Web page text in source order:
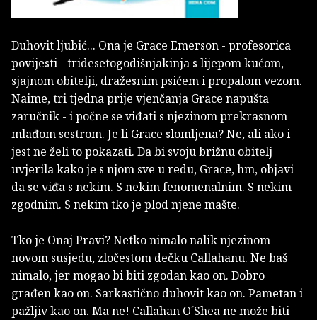
Duhovit ljubić... Ona je Grace Emerson - profesorica
povijesti - tridesetogodišnjakinja s lijepom kućom,
sjajnom obitelji, dražesnim psićem i propalom vezom.
Naime, tri tjedna prije vjenčanja Grace napušta
zaručnik - i počne se viđati s njezinom prekrasnom
mlađom sestrom. Je li Grace slomljena? Ne, ali ako i
jest ne želi to pokazati. Da bi svoju brižnu obitelj
uvjerila kako je s njom sve u redu, Grace, hm, objavi
da se viđa s nekim. S nekim fenomenalnim. S nekim
zgodnim. S nekim tko je plod njene mašte.
Tko je Onaj Pravi? Netko nimalo nalik njezinom
novom susjedu, zločestom dečku Callahanu. Ne baš
nimalo, jer mogao bi biti zgodan kao on. Dobro
građen kao on. Sarkastično duhovit kao on. Pametan i
pažljiv kao on. Ma ne! Callahan O´Shea ne može biti